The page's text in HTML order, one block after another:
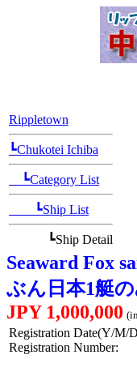
Rippletown
┗Chukotei Ichiba
┗Category List
┗Ship List
┗Ship Detail
Seaward Fox
ぶん日本1艇の
JPY 1,000,000
Registration Date(Y/M/
Registration Number: